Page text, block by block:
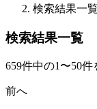
検索結果一覧
検索結果一覧
659件中の1〜50件
前へ